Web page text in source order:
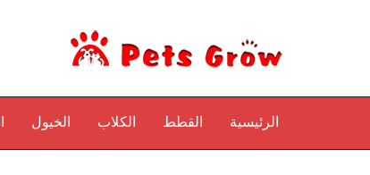
الرئيسية القطط الكلاب الخيول